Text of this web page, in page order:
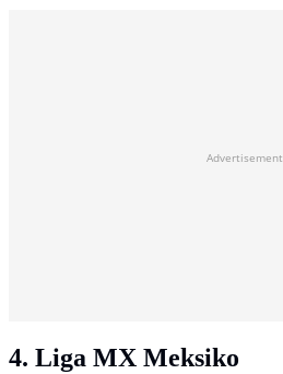
Advertisement
4. Liga MX Meksiko